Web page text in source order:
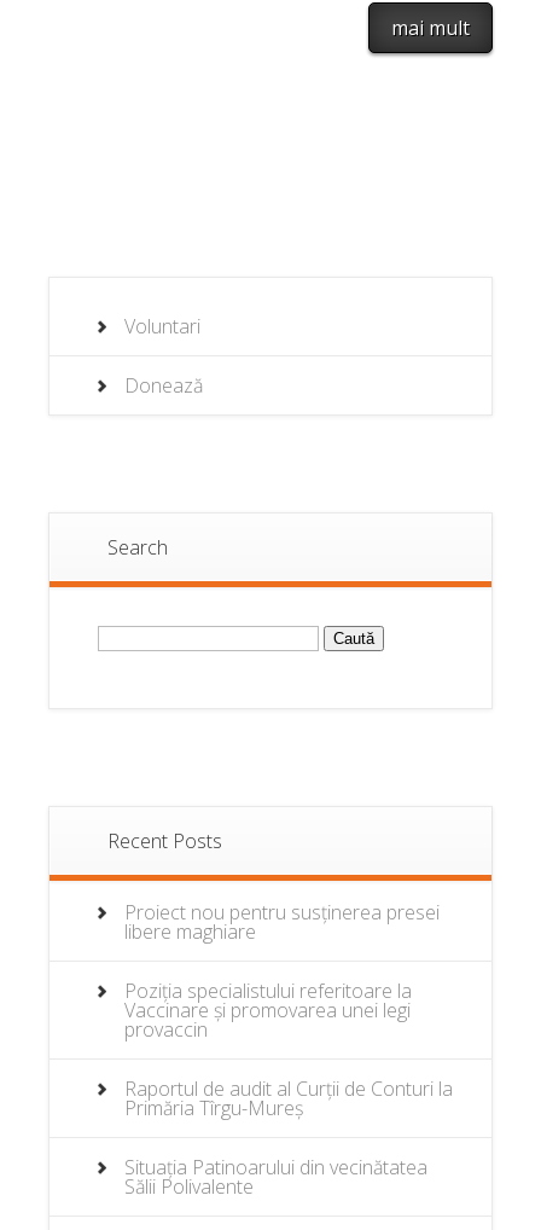
mai mult
Voluntari
Donează
Search
Caută
după:
Recent Posts
Proiect nou pentru susținerea presei
libere maghiare
Poziția specialistului referitoare la
Vaccinare și promovarea unei legi
provaccin
Raportul de audit al Curții de Conturi la
Primăria Tîrgu-Mureș
Situația Patinoarului din vecinătatea
Sălii Polivalente